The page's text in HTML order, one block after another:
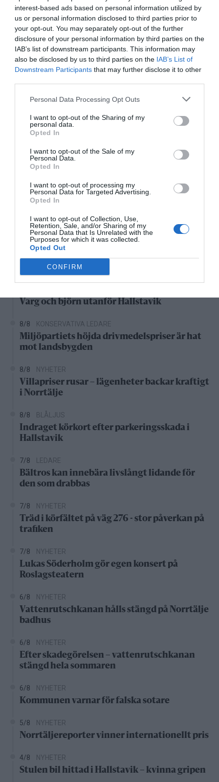
interest-based ads based on personal information utilized by
us or personal information disclosed to third parties prior to
your opt-out. You may separately opt-out of the further
disclosure of your personal information by third parties on the
IAB’s list of downstream participants. This information may
also be disclosed by us to third parties on the IAB’s List of
Downstream Participants that may further disclose it to other
Personal Data Processing Opt Outs
I want to opt-out of the Sharing of my
personal data.
Opted In
I want to opt-out of the Sale of my
Personal Data.
Opted In
I want to opt-out of processing my
Personal Data for Targeted Advertising.
Opted In
I want to opt-out of Collection, Use,
Retention, Sale, and/or Sharing of my
Personal Data that Is Unrelated with the
Purposes for which it was collected.
Opted Out
CONFIRM
fastighetsförvaltning i Yxlan
25/3 NYA BOLAG
Nytt fastighetsförvaltningsbolag registerat i
Norrtälje
NYA BOLAG
NordHem Måleri AB registrerat –
måleriföretag i Norrtälje
Lokalt väder
24°C Klart
24°C 25°C 27°C 29°C
Senaste nytt
Varg och björn utanför Hallstavik
8/8 KONSERVATIVA LEDARE
Miljöpartiets höjda drivmedelspriser är hat
mot landsbygden
8/8 NYHETER
Villapriser rusar – lägenheter backar kraftigt
i Norrtälje
8/8 BLÅLJUS
Indraget körkort efter parkeringsskada i
Hallstavik
7/8 LEDARE
Bältros kan innebära livslångt lidande för
den som drabbas
7/8 NYHETER
Träd i körfältet på väg 276 - stor påverkan på
trafiken
7/8 NYHETER
Lukas Söderholm gör egen konsert på
Roslagsteatern
6/8 NYHETER
Vattenrutschkanan hålls stängd på Norrtälje
badhus
6/8 NYHETER
Efter skadegörelsen – vattenrutschkanan
stängd hela sommaren
6/8 NYHETER
Kommunen varnar för falska sotare
5/8 NYHETER
Norrtäljereporter vinner internationellt pris
4/8 NYHETER
Stulen bil hittad i Hallstavik – kvinna gripen